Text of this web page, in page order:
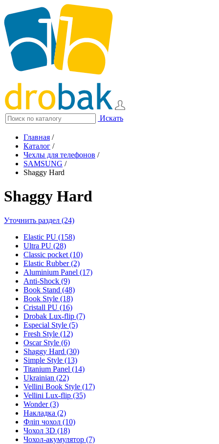
Искать
Главная /
Каталог /
Чехлы для телефонов /
SAMSUNG /
Shaggy Hard
Shaggy Hard
Уточнить раздел (24)
Elastic PU (158)
Ultra PU (28)
Classic pocket (10)
Elastic Rubber (2)
Aluminium Panel (17)
Anti-Shock (9)
Book Stand (48)
Book Style (18)
Cristall PU (16)
Drobak Lux-flip (7)
Especial Style (5)
Fresh Style (12)
Oscar Style (6)
Shaggy Hard (30)
Simple Style (13)
Titanium Panel (14)
Ukrainian (22)
Vellini Book Style (17)
Vellini Lux-flip (35)
Wonder (3)
Накладка (2)
Фліп чохол (10)
Чохол 3D (18)
Чохол-акумулятор (7)